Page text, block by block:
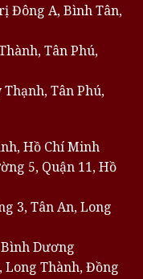
Đông A, Bình Tân,
Tân Phú,
Tân Phú,
Hồ Chí Minh
5, Quận 11, Hồ
3, Tân An, Long
Dương
Long Thành, Đồng